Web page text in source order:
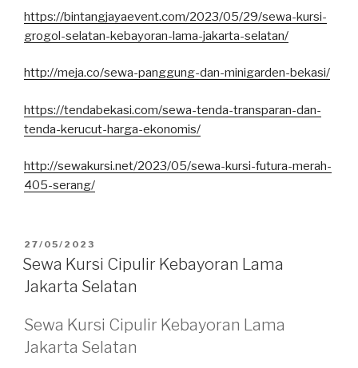
https://bintangjayaevent.com/2023/05/29/sewa-kursi-
grogol-selatan-kebayoran-lama-jakarta-selatan/
http://meja.co/sewa-panggung-dan-minigarden-bekasi/
https://tendabekasi.com/sewa-tenda-transparan-dan-
tenda-kerucut-harga-ekonomis/
http://sewakursi.net/2023/05/sewa-kursi-futura-merah-
405-serang/
DIPOSKAN
PADA
27/05/2023
Sewa Kursi Cipulir Kebayoran Lama
Jakarta Selatan
Sewa Kursi Cipulir Kebayoran Lama
Jakarta Selatan